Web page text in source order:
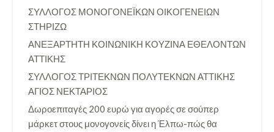
ΣΥΛΛΟΓΟΣ ΜΟΝΟΓΟΝΕΪΚΩΝ ΟΙΚΟΓΕΝΕΙΩΝ
ΣΤΗΡΙΖΩ
ΑΝΕΞΑΡΤΗΤΗ ΚΟΙΝΩΝΙΚΗ ΚΟΥΖΙΝΑ ΕΘΕΛΟΝΤΩΝ
ΑΤΤΙΚΗΣ
ΣΥΛΛΟΓΟΣ ΤΡΙΤΕΚΝΩΝ ΠΟΛΥΤΕΚΝΩΝ ΑΤΤΙΚΗΣ
ΑΓΙΟΣ ΝΕΚΤΑΡΙΟΣ
Δωροεπιταγές 200 ευρώ για αγορές σε σούπερ
μάρκετ στους μονογονείς δίνει η Έλπω-πώς θα